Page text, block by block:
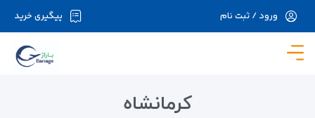
در حال حاضر ارتباط با سرور قطع می باشد لطفا
پیگیری خرید ورود / ثبت نام
کرمانشاه